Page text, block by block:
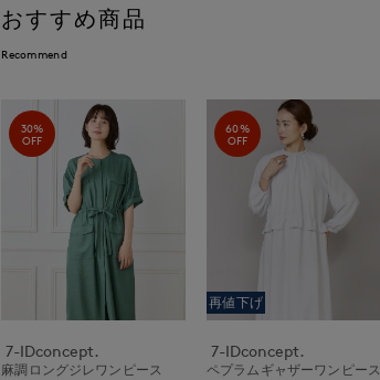
おすすめ商品
Recommend
30%
OFF
7-IDconcept.
麻調ロングジレワンピース
60%
OFF
再値下げ
7-IDconcept.
ペプラムギャザーワンピース